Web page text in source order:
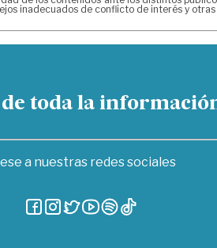
inadecuados de conflicto de interés y
toda la
a nuestras redes sociales